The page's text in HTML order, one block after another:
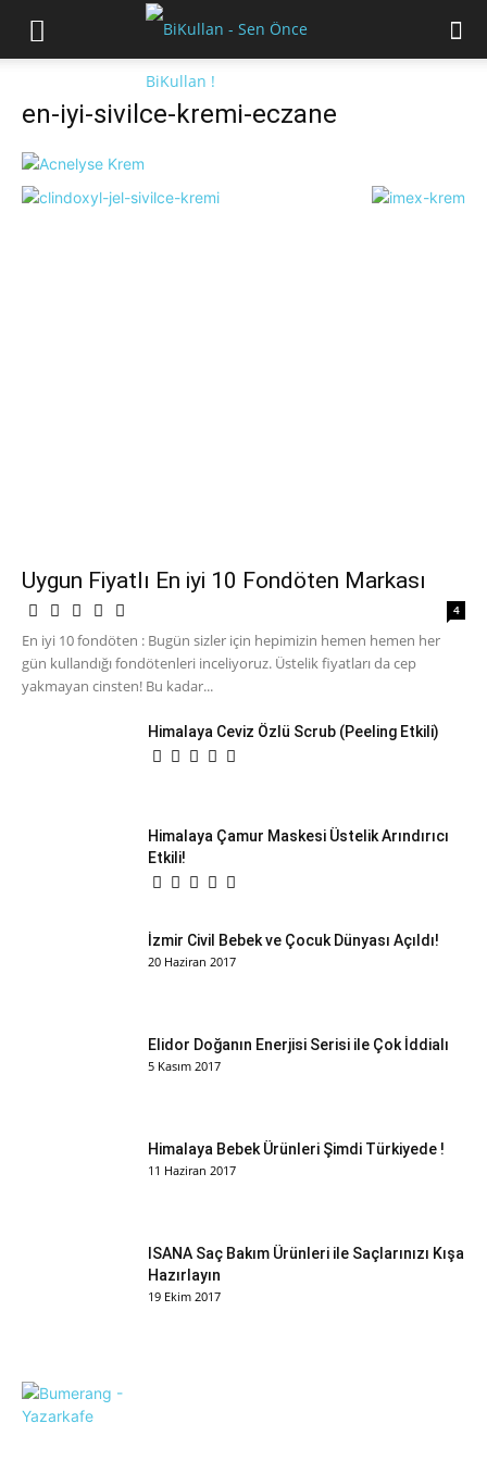
en-iyi-sivilce-kremi-eczane
Uygun Fiyatlı En iyi 10 Fondöten Markası
4
En iyi 10 fondöten : Bugün sizler için hepimizin hemen hemen her
gün kullandığı fondötenleri inceliyoruz. Üstelik fiyatları da cep
yakmayan cinsten! Bu kadar...
Himalaya Ceviz Özlü Scrub (Peeling Etkili)
Himalaya Çamur Maskesi Üstelik Arındırıcı
Etkili!
İzmir Civil Bebek ve Çocuk Dünyası Açıldı!
20 Haziran 2017
Elidor Doğanın Enerjisi Serisi ile Çok İddialı
5 Kasım 2017
Himalaya Bebek Ürünleri Şimdi Türkiyede !
11 Haziran 2017
ISANA Saç Bakım Ürünleri ile Saçlarınızı Kışa
Hazırlayın
19 Ekim 2017